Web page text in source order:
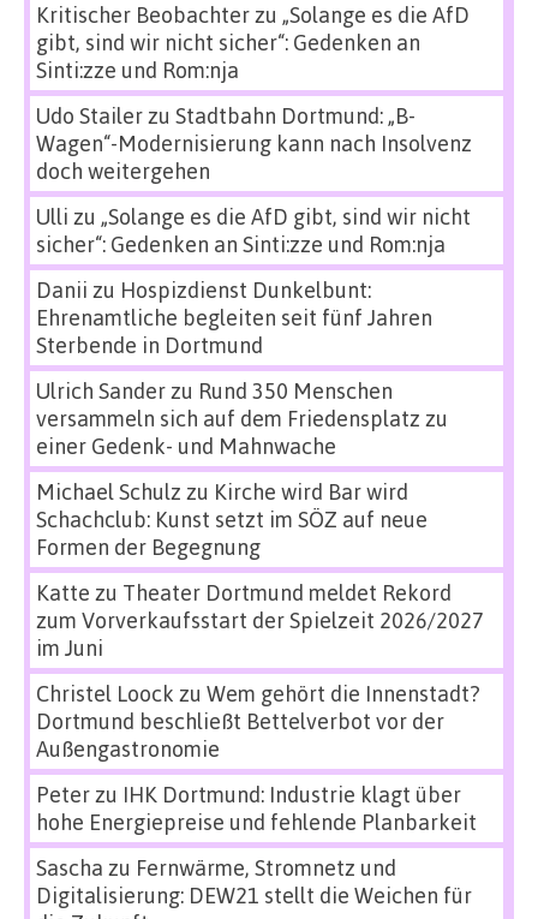
Kritischer Beobachterzu „Solange es die AfD
gibt, sind wir nicht sicher“: Gedenken an
Sinti:zze und Rom:nja
Udo Stailerzu Stadtbahn Dortmund: „B-
Wagen“-Modernisierung kann nach Insolvenz
doch weitergehen
Ulli zu „Solange es die AfD gibt, sind wir nicht
sicher“: Gedenken an Sinti:zze und Rom:nja
Danii zu Hospizdienst Dunkelbunt:
Ehrenamtliche begleiten seit fünf Jahren
Sterbende in Dortmund
Ulrich Sanderzu Rund 350 Menschen
versammeln sich auf dem Friedensplatz zu
einer Gedenk- und Mahnwache
Michael Schulz zu Kirche wird Bar wird
Schachclub: Kunst setzt im SÖZ auf neue
Formen der Begegnung
Katte zu Theater Dortmund meldet Rekord
zum Vorverkaufsstart der Spielzeit 2026/2027
im Juni
Christel Loock zu Wem gehört die Innenstadt?
Dortmund beschließt Bettelverbot vor der
Außengastronomie
Peterzu IHK Dortmund: Industrie klagt über
hohe Energiepreise und fehlende Planbarkeit
Sascha zu Fernwärme, Stromnetz und
Digitalisierung: DEW21 stellt die Weichen für